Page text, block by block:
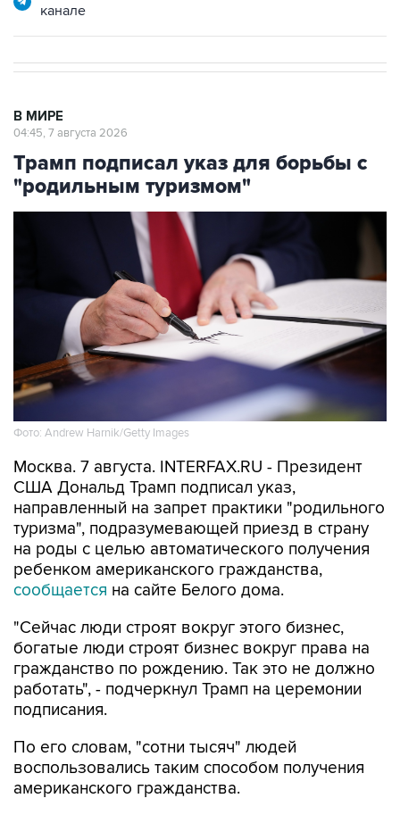
канале
В МИРЕ
04:45, 7 августа 2026
Трамп подписал указ для борьбы с
"родильным туризмом"
Фото: Andrew Harnik/Getty Images
Москва. 7 августа. INTERFAX.RU - Президент
США Дональд Трамп подписал указ,
направленный на запрет практики "родильного
туризма", подразумевающей приезд в страну
на роды с целью автоматического получения
ребенком американского гражданства,
сообщается на сайте Белого дома.
"Сейчас люди строят вокруг этого бизнес,
богатые люди строят бизнес вокруг права на
гражданство по рождению. Так это не должно
работать", - подчеркнул Трамп на церемонии
подписания.
По его словам, "сотни тысяч" людей
воспользовались таким способом получения
американского гражданства.